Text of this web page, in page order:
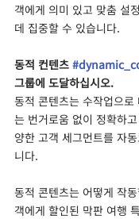
객에게 의미 있고 맞춤 설
데 집중할 수 있습니다.
동적 컨텐츠
그룹에 도달하십시오.
동적 콘텐츠는 수작업으
는 번거로움 없이 정확하
양한 고객 세그먼트를 자
니다.
동적 콘텐츠는 어떻게 작
객에게 할인된 막판 여행